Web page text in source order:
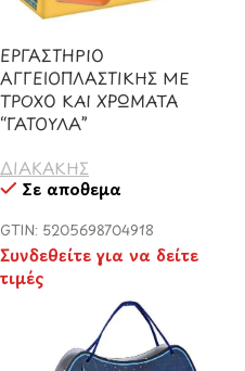
ΕΡΓΑΣΤΗΡΙΟ
ΑΓΓΕΙΟΠΛΑΣΤΙΚΗΣ ΜΕ
ΤΡΟΧΟ ΚΑΙ ΧΡΩΜΑΤΑ
“ΓΑΤΟΥΛΑ”
ΔΙΑΚΑΚΗΣ
Σε απόθεμα
GTIN: 5205698704918
Συνδεθείτε για να δείτε
τιμές